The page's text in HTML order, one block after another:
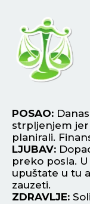
POSAO:
strpljenjem
planirali.
LJUBAV:
preko posla.
upuštate u tu
zauzeti.
ZDRAVLJE: